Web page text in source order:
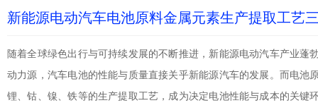
新能源电动汽车电池原料金属元素生产提取工艺
随着全球绿色出行与可持续发展的不断推进，新能源电动汽车产业蓬
动力源，汽车电池的性能与质量直接关乎新能源汽车的发展。而电池
锂、钴、镍、铁等的生产提取工艺，成为决定电池性能与成本的关键